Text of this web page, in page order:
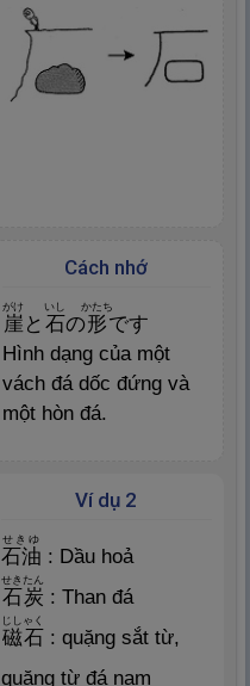
Cách nhớ
崖
がけ
と 石
いし
の形
Nghĩa: Hình dạng, kiểu dáng
かたち
です
Hình dạng của một
vách đá dốc đứng và
một hòn đá.
Ví dụ 2
石油
せきゆ
: Dầu hoả
石炭
せきたん
: Than đá
磁石
じしゃく
: quặng sắt từ,
quặng từ đá nam